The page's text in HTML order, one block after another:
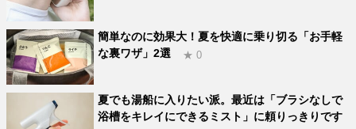
簡単なのに効果大！夏を快適に乗り切る「お手軽
な裏ワザ」2選
★ 0
夏でも湯船に入りたい派。最近は「ブラシなしで
浴槽をキレイにできるミスト」に頼りっきりです